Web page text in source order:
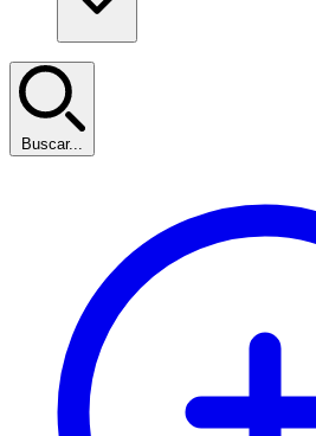
Buscar...